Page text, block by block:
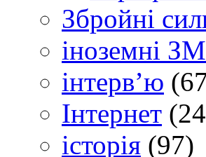
Збройні
іноземні
інтерв’ю
Інтернет
історія (97)